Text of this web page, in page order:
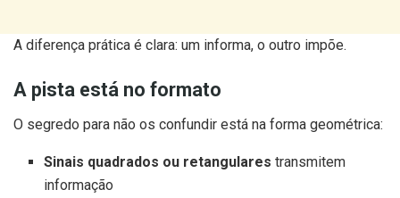
A diferença prática é clara: um informa, o outro impõe.
A pista está no formato
O segredo para não os confundir está na forma geométrica:
Sinais quadrados ou retangulares transmitem
informação